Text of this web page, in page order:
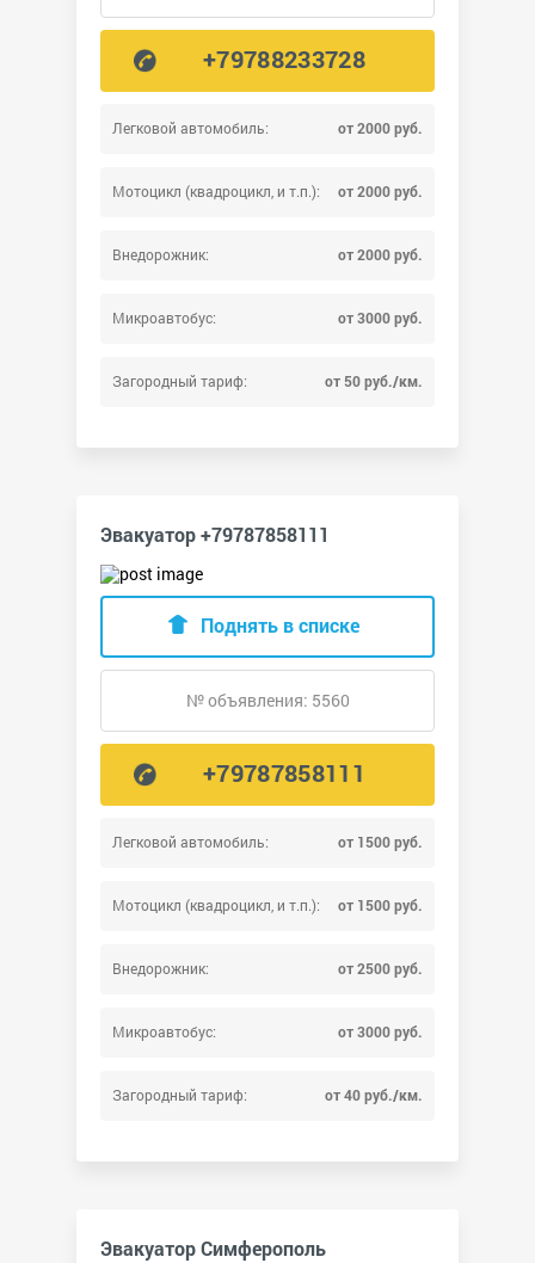
Легковой автомобиль: от 2000 руб.
Мотоцикл (квадроцикл, и т.п.): от 2000 руб.
Внедорожник: от 2000 руб.
Микроавтобус: от 3000 руб.
Загородный тариф: от 50 руб./км.
+79788233728
Эвакуатор +79787858111
Легковой автомобиль: от 1500 руб.
Мотоцикл (квадроцикл, и т.п.): от 1500 руб.
Внедорожник: от 2500 руб.
Микроавтобус: от 3000 руб.
Загородный тариф: от 40 руб./км.
Поднять в списке
№ объявления: 5560
+79787858111
Эвакуатор Симферополь